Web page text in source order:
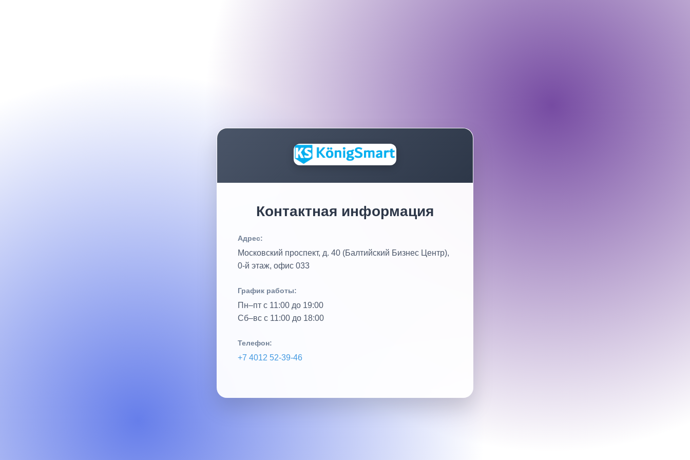
Контактная информация
Адрес:
Московский проспект, д. 40 (Балтийский Бизнес Центр),
0‑й этаж, офис 033
График работы:
Пн–пт с 11:00 до 19:00
Сб–вс с 11:00 до 18:00
Телефон:
+7 4012 52‑39‑46